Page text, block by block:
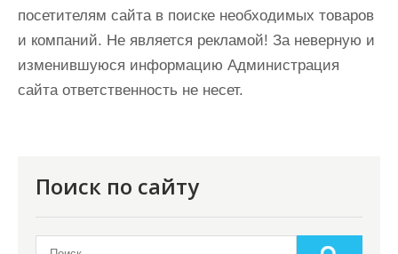
посетителям сайта в поиске необходимых товаров
и компаний. Не является рекламой! За неверную и
изменившуюся информацию Администрация
сайта ответственность не несет.
Поиск по сайту